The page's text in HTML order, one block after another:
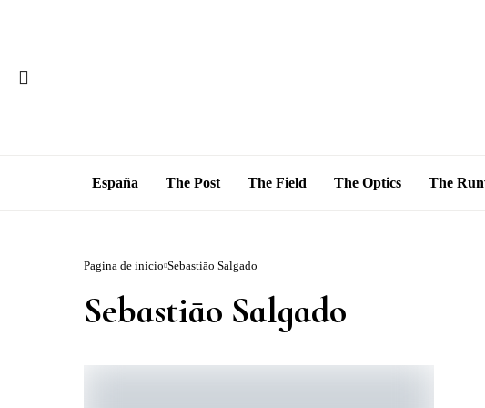
España The Post The Field The Optics The
Pagina de inicio Sebastiāo Salgado
Sebastiāo Salgado